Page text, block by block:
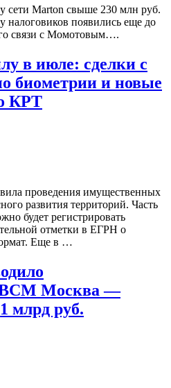
сети Marton свыше 230 млн руб.
налоговиков появились еще до
связи с Момотовым….
в июле: сделки с
биометрии и новые
КРТ
проведения имущественных
развития территорий. Часть
будет регистрировать
отметки в ЕГРН о
Еще в …
ВСМ Москва —
млрд руб.